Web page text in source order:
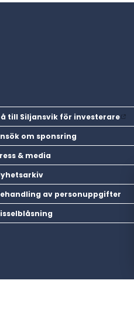
till Siljansvik för investerare
om sponsring
& media
av personuppgifter